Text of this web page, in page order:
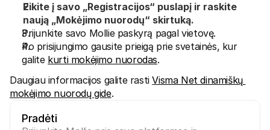
Eikite į savo „Registracijos“ puslapį ir raskite
naują „Mokėjimo nuorodų“ skirtuką.
Prijunkite savo Mollie paskyrą pagal vietovę.
Po prisijungimo gausite prieigą prie svetainės, kur
galite kurti mokėjimo nuorodas.
Daugiau informacijos galite rasti Visma Net dinamiškų
mokėjimo nuorodų gide.
Pradėti